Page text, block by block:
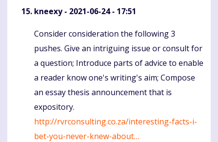
kneexy- 2021-06-24 - 17:51
Komentaras
Consider consideration the following 3
pushes. Give an intriguing issue or consult for
a question; Introduce parts of advice to enable
a reader know one's writing's aim; Compose
an essay thesis announcement that is
expository.
http://rvrconsulting.co.za/interesting-facts-i-
bet-you-never-knew-about…